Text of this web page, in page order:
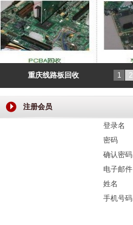
重庆线路板回收 1 2
注册会员
登录名
密码
确认密码
电子邮件
姓名
手机号码